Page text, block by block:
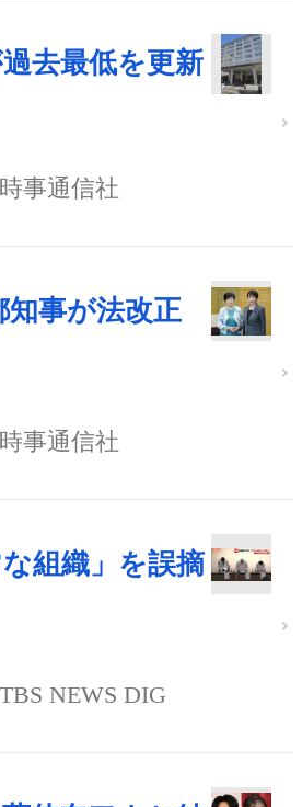
去最低を更新
時事通信社
知事が法改正
時事通信社
組織」を誤摘
TBS NEWS DIG